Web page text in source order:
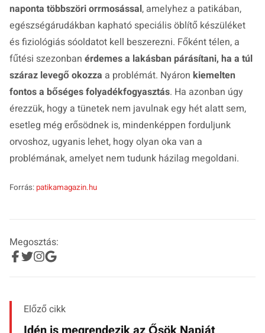
naponta többszöri orrmosással, amelyhez a patikában,
egészségárudákban kapható speciális öblítő készüléket
és fiziológiás sóoldatot kell beszerezni. Főként télen, a
fűtési szezonban érdemes a lakásban párásítani, ha a túl
száraz levegő okozza a problémát. Nyáron kiemelten
fontos a bőséges folyadékfogyasztás. Ha azonban úgy
érezzük, hogy a tünetek nem javulnak egy hét alatt sem,
esetleg még erősödnek is, mindenképpen forduljunk
orvoshoz, ugyanis lehet, hogy olyan oka van a
problémának, amelyet nem tudunk házilag megoldani.
Forrás: patikamagazin.hu
Megosztás:
Előző cikk